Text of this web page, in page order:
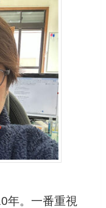
年。一番重視